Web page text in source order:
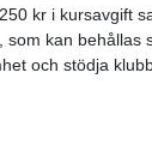
kr i kursavgift
som kan behållas
och stödja